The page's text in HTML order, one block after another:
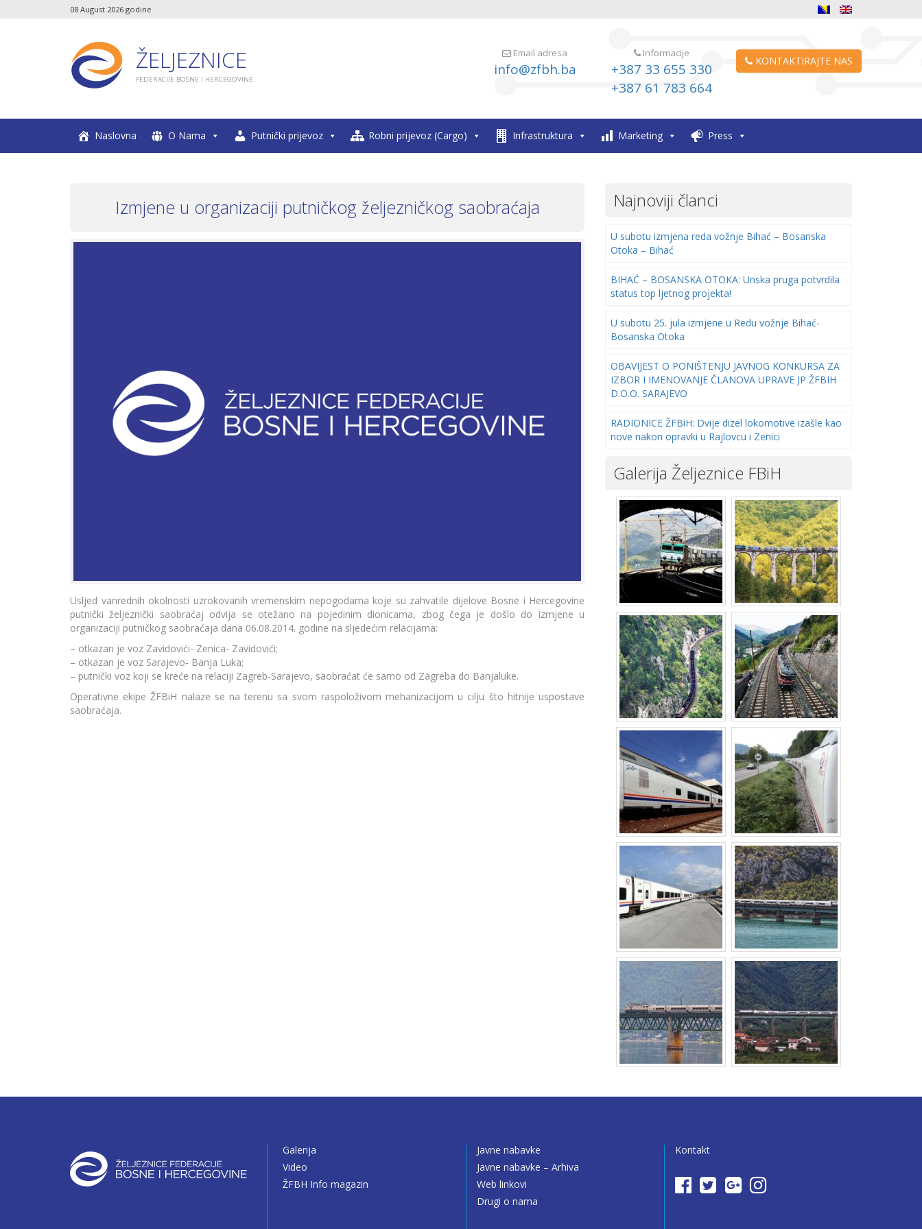
08 August 2026 godine
ŽELJEZNICE
FEDERACIJE BOSNE I HERCEGOVINE
Email adresa
info@zfbh.ba
Informacije
+387 33 655 330
+387 61 783 664
KONTAKTIRAJTE NAS
Naslovna O Nama Putnički prijevoz Robni prijevoz (Cargo) Infrastruktura Marketing Press
Izmjene u organizaciji putničkog željezničkog saobraćaja
Usljed vanrednih okolnosti uzrokovanih vremenskim nepogodama koje su zahvatile dijelove Bosne i Hercegovine
putnički željeznički saobraćaj odvija se otežano na pojedinim dionicama, zbog čega je došlo do izmjene u
organizaciji putničkog saobraćaja dana 06.08.2014. godine na sljedećim relacijama:
– otkazan je voz Zavidovići- Zenica- Zavidovići;
– otkazan je voz Sarajevo- Banja Luka;
– putnički voz koji se kreće na relaciji Zagreb-Sarajevo, saobraćat će samo od Zagreba do Banjaluke.
Operativne ekipe ŽFBiH nalaze se na terenu sa svom raspoloživom mehanizacijom u cilju što hitnije uspostave
saobraćaja.
Najnoviji članci
U subotu izmjena reda vožnje Bihać – Bosanska
Otoka – Bihać
BIHAĆ – BOSANSKA OTOKA: Unska pruga potvrdila
status top ljetnog projekta!
U subotu 25. jula izmjene u Redu vožnje Bihać-
Bosanska Otoka
OBAVIJEST O PONIŠTENJU JAVNOG KONKURSA ZA
IZBOR I IMENOVANJE ČLANOVA UPRAVE JP ŽFBIH
D.O.O. SARAJEVO
RADIONICE ŽFBiH: Dvije dizel lokomotive izašle kao
nove nakon opravki u Rajlovcu i Zenici
Galerija Željeznice FBiH
Galerija
Video
ŽFBH Info magazin
Javne nabavke
Javne nabavke – Arhiva
Web linkovi
Drugi o nama
Kontakt